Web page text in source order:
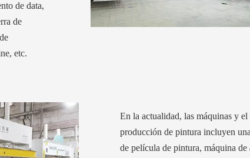
de data,
de
etc.
En la actualidad, las máquinas y
producción de pintura incluyen
de película de pintura, máquina